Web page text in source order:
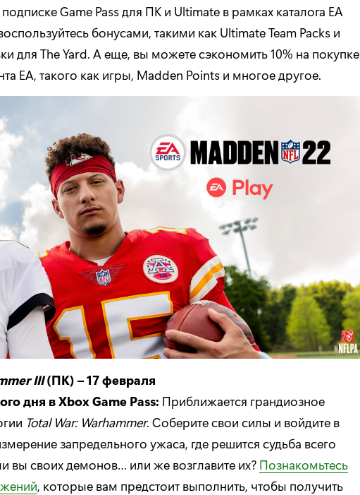
Game Pass для ПК и Ultimate в рамках каталога EA
бонусами, такими как Ultimate Team Packs и
для The Yard. А еще, вы можете сэкономить 10% на покупке
EA, такого как игры, Madden Points и многое другое.
III(ПК) – 17 февраля
дня в Xbox Game Pass: Приближается грандиозное
Total War: Warhammer. Соберите свои силы и войдите в
запредельного ужаса, где решится судьба всего
вы своих демонов… или же возглавите их? Познакомьтесь
, которые вам предстоит выполнить, чтобы получить